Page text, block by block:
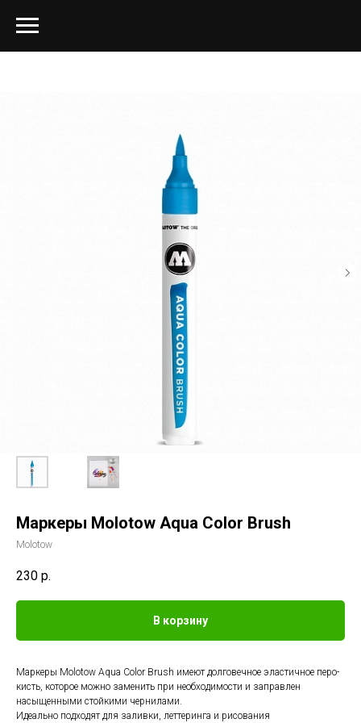
Маркеры Molotow Aqua Color Brush
Molotow
230 р.
В корзину
Маркеры Molotow Aqua Color Brush имеют долговечное эластичное перо-
кисть, которое можно заменить при необходимости и заправлен
насыщенными стойкими чернилами.
Идеально подходят для заливки, леттеринга и рисования